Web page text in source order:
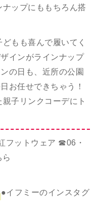
ップにももちろん搭
もも喜んで履いてく
インがラインナップ
の日も、近所の公園
お任せできちゃう！
子リンクコーデにト
フットウェア ☎︎06・
●イフミーのインスタグ